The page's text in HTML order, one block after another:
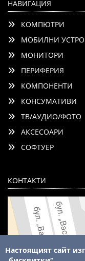
НАВИГАЦИЯ
КОМПЮТРИ
МОБИЛНИ
МОНИТОРИ
ПЕРИФЕРИЯ
КОМПОНЕНТИ
КОНСУМАТИВИ
ТВ/АУДИО/ФОТО
АКСЕСОАРИ
СОФТУЕР
КОНТАКТИ
Настоящият сайт